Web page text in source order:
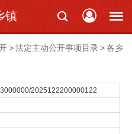
镇
>法定主动公开事项目录>各乡
2025122200000122